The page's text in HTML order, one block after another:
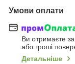
Умови оплати
Ви отримаєте
або гроші
Детальніше